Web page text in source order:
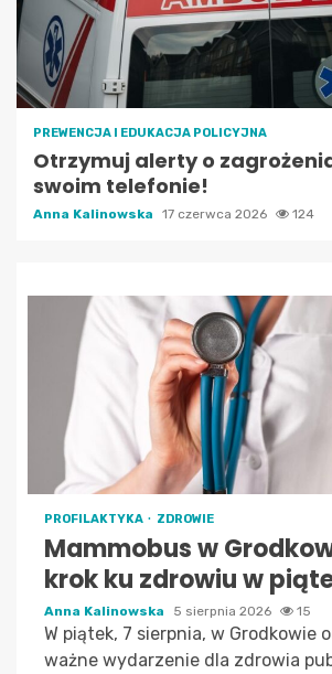
PREWENCJA I EDUKACJA POLICYJNA
Otrzymuj alerty o
swoim telefonie!
Anna Kalinowska 17 czerwca 2026 124
PROFILAKTYKA ZDROWIE
Mammobus w
krok ku zdrowiu w
Anna Kalinowska 5 sierpnia 2026 15
W piątek, 7 sierpnia, w Grodkowie
ważne wydarzenie dla zdrowia